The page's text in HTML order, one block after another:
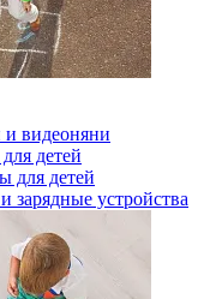
и видеоняни
детей
для детей
зарядные устройства